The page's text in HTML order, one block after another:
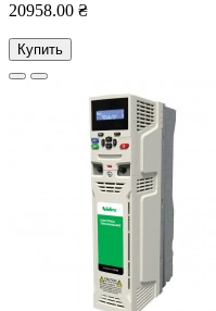
20958.00 ₴
Купить